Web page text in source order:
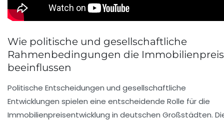
Wie politische und gesellschaftliche
Rahmenbedingungen die
beeinflussen
Politische Entscheidungen und gesellschaftliche
Entwicklungen spielen eine entscheidende Rolle für die
Immobilienpreisentwicklung in deutschen Großstädten.